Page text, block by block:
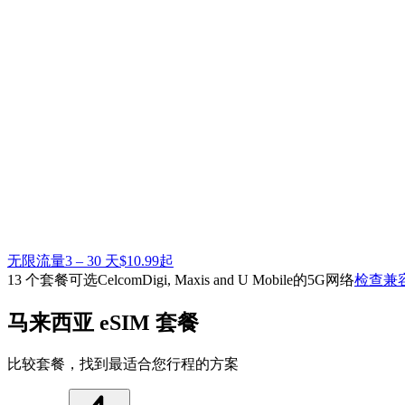
无限流量3 – 30 天$10.99起
13 个套餐可选CelcomDigi, Maxis and U Mobile的5G网络检查兼
马来西亚 eSIM 套餐
比较套餐，找到最适合您行程的方案